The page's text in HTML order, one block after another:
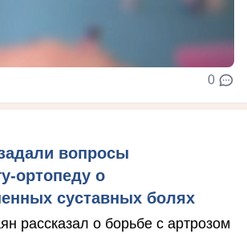
0
вопросы
ортопеду о
суставных болях
рассказал о борьбе с артрозом